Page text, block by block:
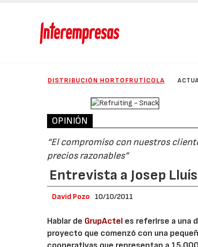
DISTRIBUCIÓN HORTOFRUTÍCOLA
OPINIÓN
“El compromiso con nuestros
precios razonables”
Entrevista a Josep
David Pozo 10/10/2011
Hablar de GrupActel es referirse a una
proyecto que comenzó con una